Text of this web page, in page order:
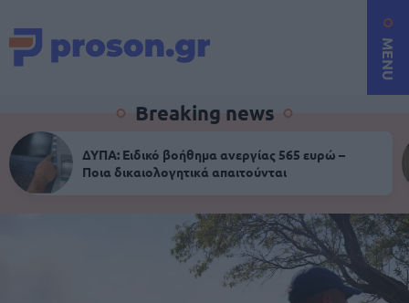
MENU
Breaking news
ΔΥΠΑ: Ειδικό βοήθημα ανεργίας 565 ευρώ –
Ποια δικαιολογητικά απαιτούνται